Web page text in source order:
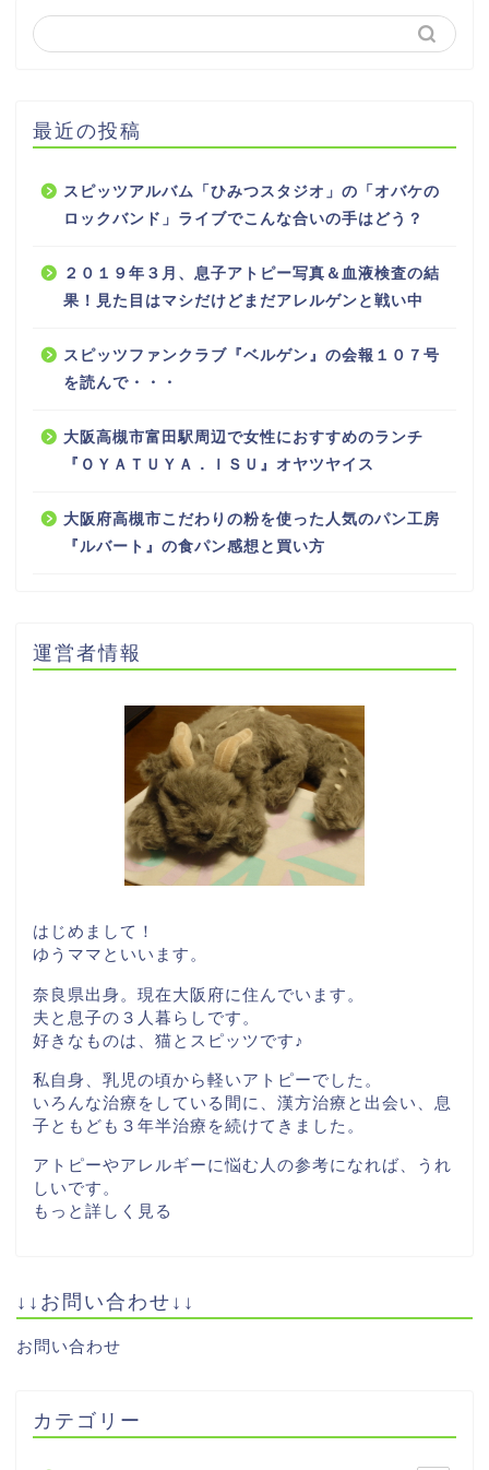
最近の投稿
スピッツアルバム「ひみつスタジオ」の「オバケの
ロックバンド」ライブでこんな合いの手はどう？
２０１９年３月、息子アトピー写真＆血液検査の結
果！見た目はマシだけどまだアレルゲンと戦い中
スピッツファンクラブ『ベルゲン』の会報１０７号
を読んで・・・
大阪高槻市富田駅周辺で女性におすすめのランチ
『ＯＹＡＴＵＹＡ．ＩＳＵ』オヤツヤイス
大阪府高槻市こだわりの粉を使った人気のパン工房
『ルバート』の食パン感想と買い方
運営者情報
はじめまして！
ゆうママといいます。
奈良県出身。現在大阪府に住んでいます。
夫と息子の３人暮らしです。
好きなものは、猫とスピッツです♪
私自身、乳児の頃から軽いアトピーでした。
いろんな治療をしている間に、漢方治療と出会い、息
子ともども３年半治療を続けてきました。
アトピーやアレルギーに悩む人の参考になれば、うれ
しいです。
もっと詳しく見る
↓↓お問い合わせ↓↓
お問い合わせ
カテゴリー